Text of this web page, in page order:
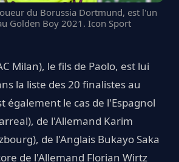
du Borussia Dortmund, est l'un
Golden Boy 2021. Icon Sport
Milan), le fils de Paolo, est lui
la liste des 20 finalistes au
également le cas de l'Espagnol
de l'Allemand Karim
de l'Anglais Bukayo Saka
de l'Allemand Florian Wirtz